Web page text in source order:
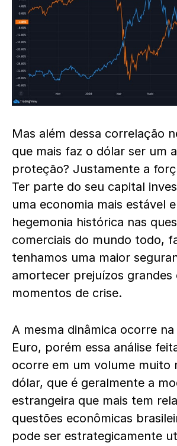
Mas além dessa correlação
que mais faz o dólar ser um
proteção? Justamente a
Ter parte do seu capital
uma economia mais estável
hegemonia histórica nas
comerciais do mundo todo,
tenhamos uma maior
amortecer prejuízos grandes
momentos de crise.
A mesma dinâmica ocorre
Euro, porém essa análise
ocorre em um volume muito
dólar, que é geralmente a
estrangeira que mais tem
questões econômicas
pode ser estrategicamente